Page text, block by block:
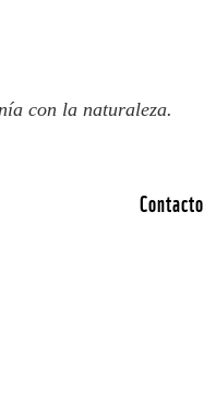
con la naturaleza.
Contacto